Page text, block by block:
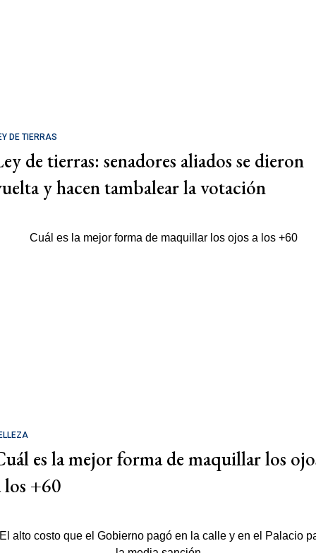
DE TIERRAS
de tierras: senadores aliados se dieron
y hacen tambalear la votación
es la mejor forma de maquillar los
los +60